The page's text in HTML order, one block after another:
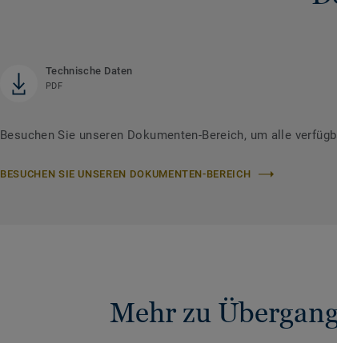
Technische Daten
PDF
Besuchen Sie unseren Dokumenten-Bereich, um alle
BESUCHEN SIE UNSEREN DOKUMENTEN-BEREICH
Mehr zu